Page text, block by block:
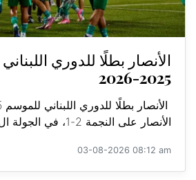
الأنصار بطلًا للدوري
2025-2026
الأنصار على النجمة 2-1، في الجولة ال...
03-08-2026 08:12 am